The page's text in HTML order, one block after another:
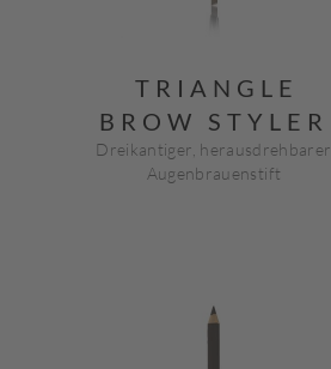
TRIANGLE
BROW STYLER
Dreikantiger, herausdrehbarer
Augenbrauenstift